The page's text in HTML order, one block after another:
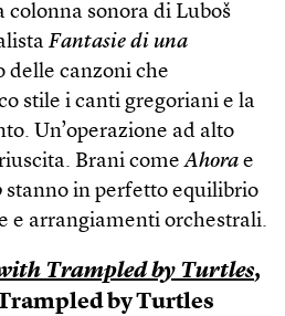
colonna sonora di Luboš
Fantasie di una
delle canzoni che
stile i canti gregoriani e la
Un’operazione ad alto
Brani comeAhora e
stanno in perfetto equilibrio
e arrangiamenti orchestrali.
Trampled by Turtles,
by Turtles